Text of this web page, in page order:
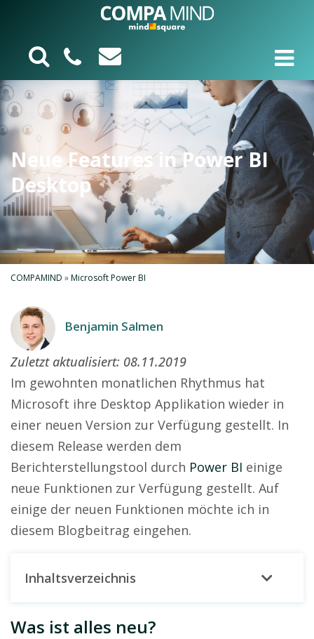
Neue Features in Power BI
Desktop
COMPAMIND »Microsoft Power BI
Benjamin Salmen
Zuletzt aktualisiert: 08.11.2019
Im gewohnten monatlichen Rhythmus hat
Microsoft ihre Desktop Applikation wieder in
einer neuen Version zur Verfügung gestellt. In
diesem Release werden dem
Berichterstellungstool durch Power BI einige
neue Funktionen zur Verfügung gestellt. Auf
einige der neuen Funktionen möchte ich in
diesem Blogbeitrag eingehen.
Inhaltsverzeichnis
Was ist alles neu?